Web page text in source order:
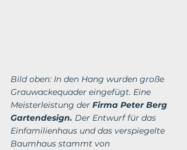
Bild oben: In den Hang wurden große
Grauwackequader eingefügt. Eine
Meisterleistung der Firma Peter Berg
Gartendesign. Der Entwurf für das
Einfamilienhaus und das verspiegelte
Baumhaus stammt von